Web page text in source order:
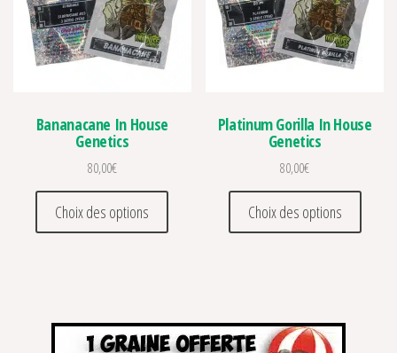
Bananacane In House
Genetics
80,00€
Choix des options
Ce produit a plusieurs variations. Les
Platinum Gorilla In House
Genetics
80,00€
Choix des options
Ce